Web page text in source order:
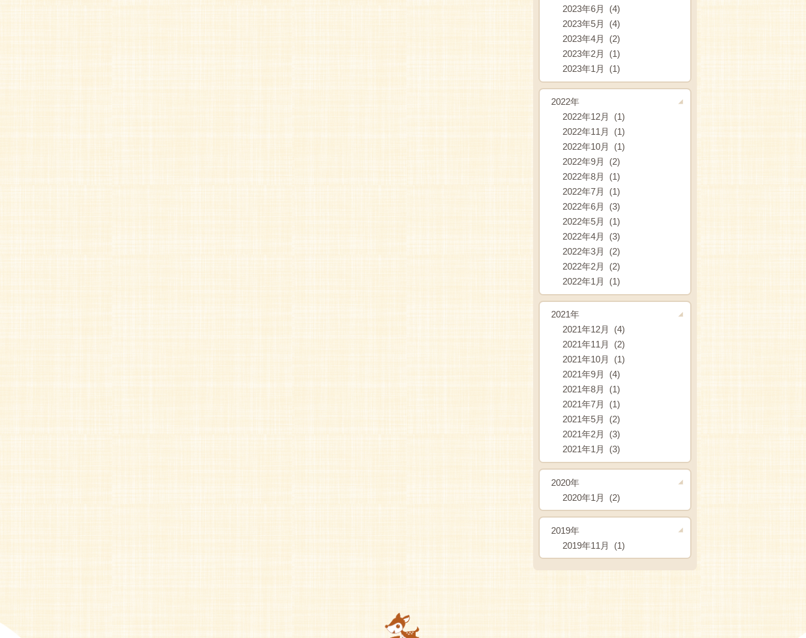
2023年6月 (4)
2023年5月 (4)
2023年4月 (2)
2023年2月 (1)
2023年1月 (1)
2022年
2022年12月 (1)
2022年11月 (1)
2022年10月 (1)
2022年9月 (2)
2022年8月 (1)
2022年7月 (1)
2022年6月 (3)
2022年5月 (1)
2022年4月 (3)
2022年3月 (2)
2022年2月 (2)
2022年1月 (1)
2021年
2021年12月 (4)
2021年11月 (2)
2021年10月 (1)
2021年9月 (4)
2021年8月 (1)
2021年7月 (1)
2021年5月 (2)
2021年2月 (3)
2021年1月 (3)
2020年
2020年1月 (2)
2019年
2019年11月 (1)